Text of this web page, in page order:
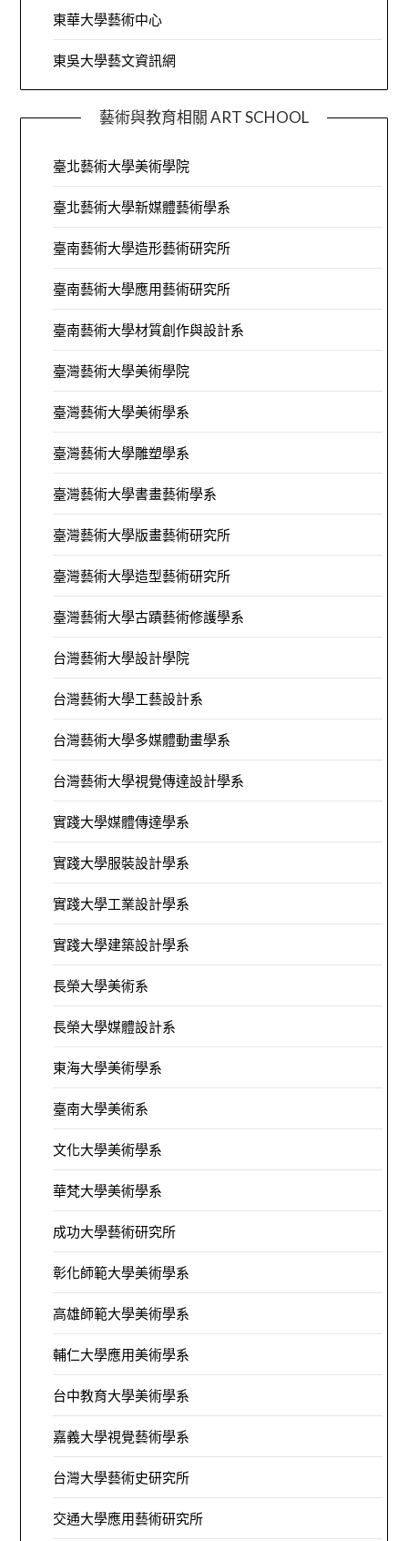
東華大學藝術中心
東吳大學藝文資訊網
藝術與教育相關 ART SCHOOL
臺北藝術大學美術學院
臺北藝術大學新媒體藝術學系
臺南藝術大學造形藝術研究所
臺南藝術大學應用藝術研究所
臺南藝術大學材質創作與設計系
臺灣藝術大學美術學院
臺灣藝術大學美術學系
臺灣藝術大學雕塑學系
臺灣藝術大學書畫藝術學系
臺灣藝術大學版畫藝術研究所
臺灣藝術大學造型藝術研究所
臺灣藝術大學古蹟藝術修護學系
台灣藝術大學設計學院
台灣藝術大學工藝設計系
台灣藝術大學多媒體動畫學系
台灣藝術大學視覺傳達設計學系
實踐大學媒體傳達學系
實踐大學服裝設計學系
實踐大學工業設計學系
實踐大學建築設計學系
長榮大學美術系
長榮大學媒體設計系
東海大學美術學系
臺南大學美術系
文化大學美術學系
華梵大學美術學系
成功大學藝術研究所
彰化師範大學美術學系
高雄師範大學美術學系
輔仁大學應用美術學系
台中教育大學美術學系
嘉義大學視覺藝術學系
台灣大學藝術史研究所
交通大學應用藝術研究所